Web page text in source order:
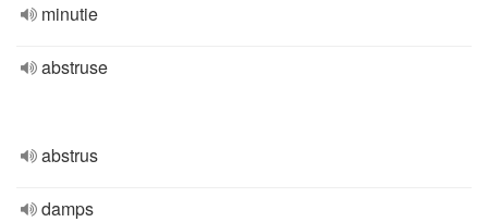
minutie
abstruse
abstrus
damps